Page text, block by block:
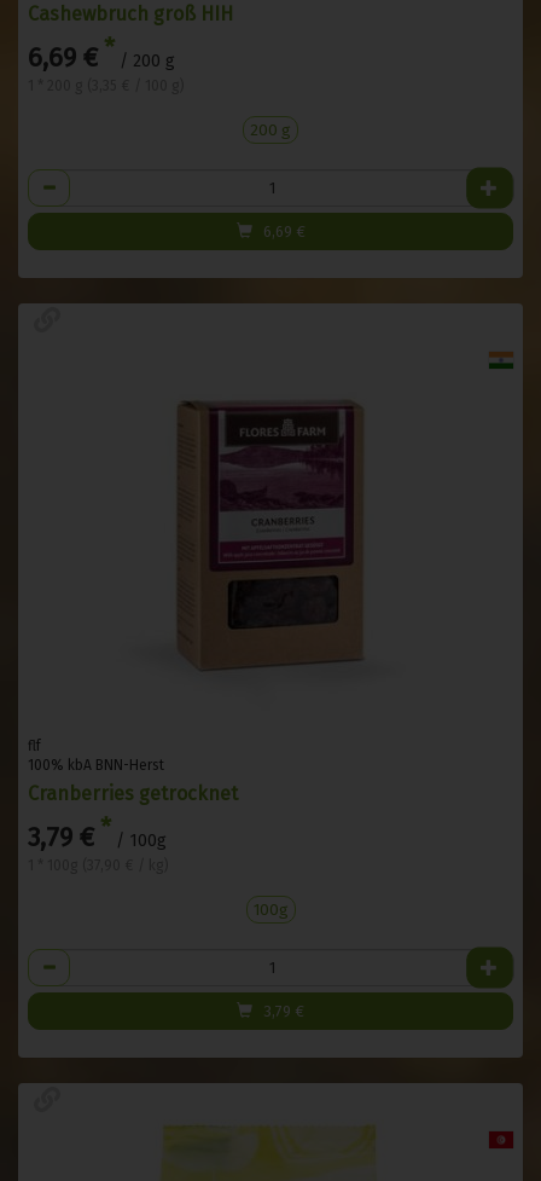
Cashewbruch groß HIH
6,69 € * / 200 g
200 g
Anzahl
6,69 €
flf
100% kbA BNN-Herst
Cranberries getrocknet
3,79 € * / 100g
100g
Anzahl
3,79 €